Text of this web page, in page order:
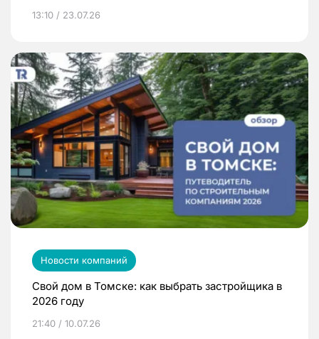
13:10 / 23.07.26
Новости компаний
Свой дом в Томске: как выбрать застройщика в
2026 году
21:40 / 10.07.26